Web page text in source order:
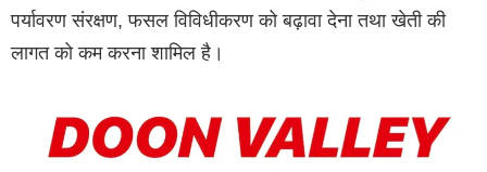
पर्यावरण संरक्षण, फसल विविधीकरण को बढ़ावा देना तथा खेती की
लागत को कम करना शामिल है।